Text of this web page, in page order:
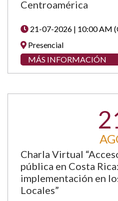
Centroamérica
21-07-2026 | 10:00 AM
Presencial
MÁS INFORMACIÓN
Charla Virtual
pública en Costa
implementación en
Locales”